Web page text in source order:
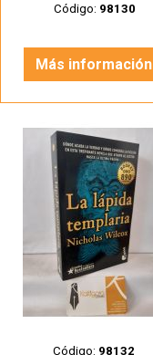
Código: 98130
Más información
Código: 98132